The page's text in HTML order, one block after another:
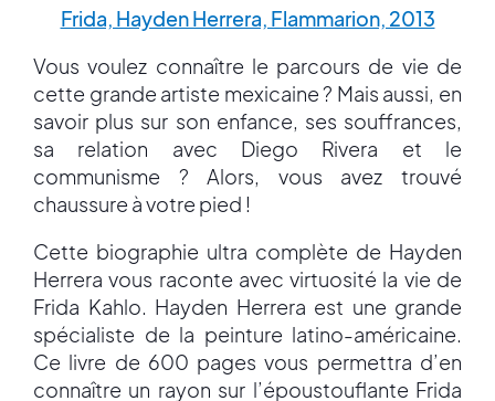
Frida, Hayden Herrera, Flammarion, 2013
Vous voulez connaître le parcours de vie de
cette grande artiste mexicaine ? Mais aussi, en
savoir plus sur son enfance, ses souffrances,
sa relation avec Diego Rivera et le
communisme ? Alors, vous avez trouvé
chaussure à votre pied !
Cette biographie ultra complète de Hayden
Herrera vous raconte avec virtuosité la vie de
Frida Kahlo. Hayden Herrera est une grande
spécialiste de la peinture latino-américaine.
Ce livre de 600 pages vous permettra d’en
connaître un rayon sur l’époustouflante Frida